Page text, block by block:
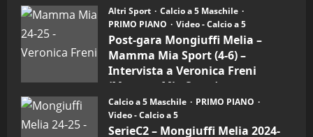
Post-
gara
Mongiuffi
Melia
–
Mamma
Mia
Sport
(4-
6)
–
Intervista
a
Altri Sport
Calcio a 5 Maschile
PRIMO PIANO
Video - Calcio a 5
Post-gara Mongiuffi Melia –
Mamma Mia Sport (4-6) –
Intervista a Veronica Freni
(Mamma Mia Sport)
30/09/2024
Calcio a 5 Maschile
PRIMO PIANO
Video - Calcio a 5
SerieC2 – Mongiuffi Melia 2024-